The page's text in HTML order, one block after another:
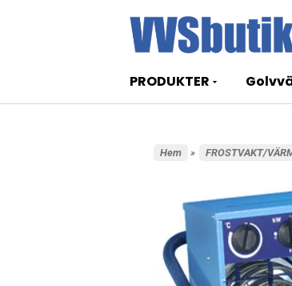
PRODUKTER
Hem » FROSTVAKT/